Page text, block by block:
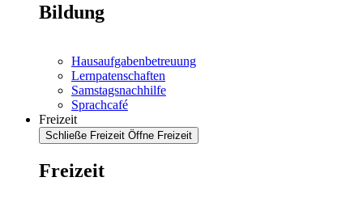
Bildung
Hausaufgabenbetreuung
Lernpatenschaften
Samstagsnachhilfe
Sprachcafé
Freizeit
Schließe Freizeit Öffne Freizeit
Freizeit